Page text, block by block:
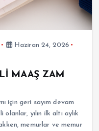
Haziran 24, 2026
MAAŞ ZAM
için geri sayım devam
yılın ilk altı aylık
memurlar ve memur